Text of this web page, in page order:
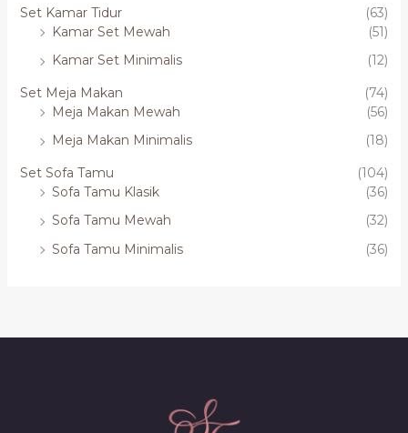
Set Kamar Tidur
(63)
Kamar Set Mewah
(51)
Kamar Set Minimalis
(12)
Set Meja Makan
(74)
Meja Makan Mewah
(56)
Meja Makan Minimalis
(18)
Set Sofa Tamu
(104)
Sofa Tamu Klasik
(36)
Sofa Tamu Mewah
(32)
Sofa Tamu Minimalis
(36)